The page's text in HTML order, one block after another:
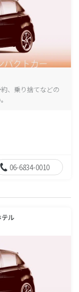
、乗り捨てなどの
06-6834-0010
ル